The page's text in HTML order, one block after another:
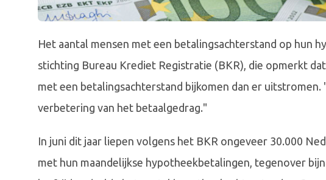
Het aantal mensen met een betalingsachterstand op hun
stichting Bureau Krediet Registratie (BKR), die opmerkt
met een betalingsachterstand bijkomen dan er
verbetering van het betaalgedrag."
In juni dit jaar liepen volgens het BKR ongeveer 30.000
met hun maandelijkse hypotheekbetalingen, tegenover